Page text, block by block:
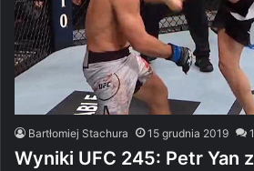
Bartłomiej Stachura 15 grudnia 2019 1
Wyniki UFC 245: Petr Yan